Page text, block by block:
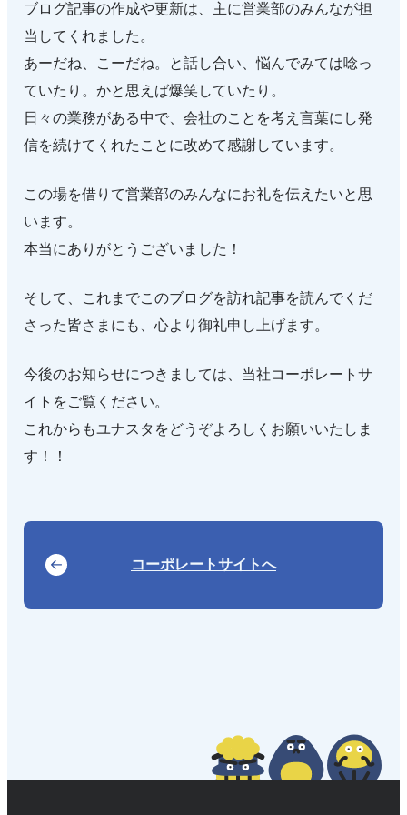
ブログ記事の作成や更新は、主に営業部のみんなが担
当してくれました。
あーだね、こーだね。と話し合い、悩んでみては唸っ
ていたり。かと思えば爆笑していたり。
日々の業務がある中で、会社のことを考え言葉にし発
信を続けてくれたことに改めて感謝しています。
この場を借りて営業部のみんなにお礼を伝えたいと思
います。
本当にありがとうございました！
そして、これまでこのブログを訪れ記事を読んでくだ
さった皆さまにも、心より御礼申し上げます。
今後のお知らせにつきましては、当社コーポレートサ
イトをご覧ください。
これからもユナスタをどうぞよろしくお願いいたしま
す！！
コーポレートサイトへ